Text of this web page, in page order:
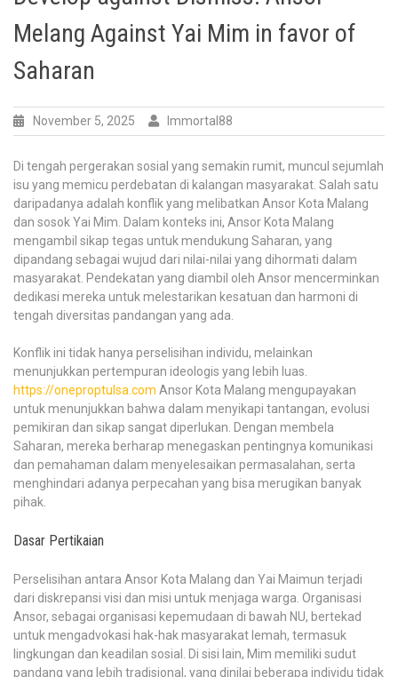
Melang Against Yai Mim in favor of
Saharan
November 5, 2025 Immortal88
Di tengah pergerakan sosial yang semakin rumit, muncul sejumlah
isu yang memicu perdebatan di kalangan masyarakat. Salah satu
daripadanya adalah konflik yang melibatkan Ansor Kota Malang
dan sosok Yai Mim. Dalam konteks ini, Ansor Kota Malang
mengambil sikap tegas untuk mendukung Saharan, yang
dipandang sebagai wujud dari nilai-nilai yang dihormati dalam
masyarakat. Pendekatan yang diambil oleh Ansor mencerminkan
dedikasi mereka untuk melestarikan kesatuan dan harmoni di
tengah diversitas pandangan yang ada.
Konflik ini tidak hanya perselisihan individu, melainkan
menunjukkan pertempuran ideologis yang lebih luas.
https://oneproptulsa.com Ansor Kota Malang mengupayakan
untuk menunjukkan bahwa dalam menyikapi tantangan, evolusi
pemikiran dan sikap sangat diperlukan. Dengan membela
Saharan, mereka berharap menegaskan pentingnya komunikasi
dan pemahaman dalam menyelesaikan permasalahan, serta
menghindari adanya perpecahan yang bisa merugikan banyak
pihak.
Dasar Pertikaian
Perselisihan antara Ansor Kota Malang dan Yai Maimun terjadi
dari diskrepansi visi dan misi untuk menjaga warga. Organisasi
Ansor, sebagai organisasi kepemudaan di bawah NU, bertekad
untuk mengadvokasi hak-hak masyarakat lemah, termasuk
lingkungan dan keadilan sosial. Di sisi lain, Mim memiliki sudut
pandang yang lebih tradisional, yang dinilai beberapa individu tidak